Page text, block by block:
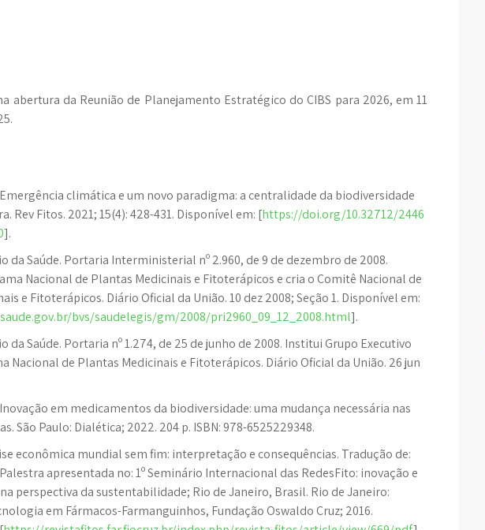
abertura da Reunião de Planejamento Estratégico do CIBS para 2026, em 11
climática e um novo paradigma: a centralidade da biodiversidade
Rev Fitos. 2021; 15(4): 428-431. Disponível em: [https://doi.org/10.32712/2446
].
da Saúde. Portaria Interministerial nº 2.960, de 9 de dezembro de 2008.
Nacional de Plantas Medicinais e Fitoterápicos e cria o Comitê Nacional de
e Fitoterápicos. Diário Oficial da União. 10 dez 2008; Seção 1. Disponível em:
bvs/saudelegis/gm/2008/pri2960_09_12_2008.html].
da Saúde. Portaria nº 1.274, de 25 de junho de 2008. Institui Grupo Executivo
Nacional de Plantas Medicinais e Fitoterápicos. Diário Oficial da União. 26 jun
em medicamentos da biodiversidade: uma mudança necessária nas
São Paulo: Dialética; 2022. 204 p. ISBN: 978-6525229348.
econômica mundial sem fim: interpretação e consequências. Tradução de:
apresentada no: 1º Seminário Internacional das RedesFito: inovação e
perspectiva da sustentabilidade; Rio de Janeiro, Brasil. Rio de Janeiro:
em Fármacos-Farmanguinhos, Fundação Oswaldo Cruz; 2016.